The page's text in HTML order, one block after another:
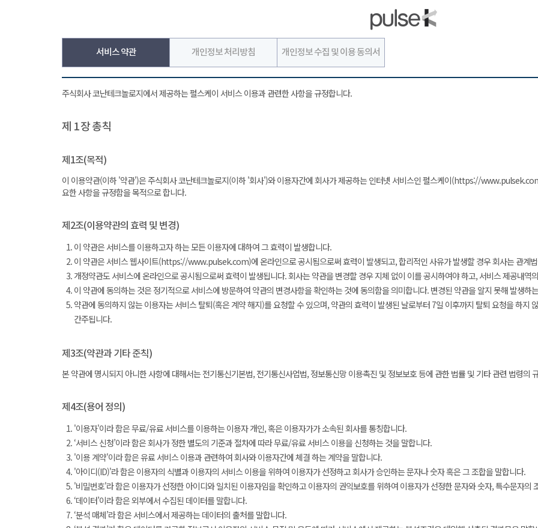
서비스 약관 개인정보 처리방침 개인정보 수집 및 이용 동의서
주식회사 코난테크놀로지에서 제공하는 펄스케이 서비스 이용과 관련한 사항을 규정합니다.
제 1 장 총칙
제1조(목적)
이 이용약관(이하 '약관')은 주식회사 코난테크놀로지(이하 '회사')와 이용자간에 회사가 제공하는 인터넷 서비스인 펄스케이(https://
요한 사항을 규정함을 목적으로 합니다.
제2조(이용약관의 효력 및 변경)
이 약관은 서비스를 이용하고자 하는 모든 이용자에 대하여 그 효력이 발생합니다.
이 약관은 서비스 웹사이트(https://www.pulsek.com)에 온라인으로 공시됨으로써 효력이 발생되고, 합리적인 사유가 발생할 경우 회사는 관계
개정약관도 서비스에 온라인으로 공시됨으로써 효력이 발생됩니다. 회사는 약관을 변경할 경우 지체 없이 이를 공시하여야 하고, 서비스 제공내역
이 약관에 동의하는 것은 정기적으로 서비스에 방문하여 약관의 변경사항을 확인하는 것에 동의함을 의미합니다. 변경된 약관을 알지 못해 발생하
약관에 동의하지 않는 이용자는 서비스 탈퇴(혹은 계약 해지)를 요청할 수 있으며, 약관의 효력이 발생된 날로부터 7일 이후까지 탈퇴 요청을 하지
간주됩니다.
제3조(약관과 기타 준칙)
본 약관에 명시되지 아니한 사항에 대해서는 전기통신기본법, 전기통신사업법, 정보통신망 이용촉진 및 정보보호 등에 관한 법률 및 기타 관련 법령의
제4조(용어 정의)
'이용자'이라 함은 무료/유료 서비스를 이용하는 이용자 개인, 혹은 이용자가가 소속된 회사를 통칭합니다.
‘서비스 신청’이라 함은 회사가 정한 별도의 기준과 절차에 따라 무료/유료 서비스 이용을 신청하는 것을 말합니다.
'이용 계약'이라 함은 유료 서비스 이용과 관련하여 회사와 이용자간에 체결 하는 계약을 말합니다.
'아이디(ID)'라 함은 이용자의 식별과 이용자의 서비스 이용을 위하여 이용자가 선정하고 회사가 승인하는 문자나 숫자 혹은 그 조합을 말합니다.
'비밀번호'라 함은 이용자가 선정한 아이디와 일치된 이용자임을 확인하고 이용자의 권익보호를 위하여 이용자가 선정한 문자와 숫자, 특수문자의
‘데이터’이라 함은 외부에서 수집된 데이터를 말합니다.
‘분석 매체’라 함은 서비스에서 제공하는 데이터의 출처를 말합니다.